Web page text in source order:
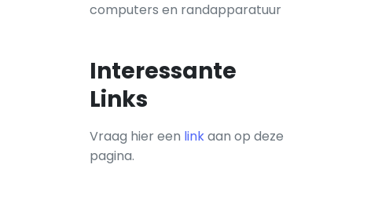
computers en randapparatuur
Interessante
Links
Vraag hier een linkaan op deze
pagina.